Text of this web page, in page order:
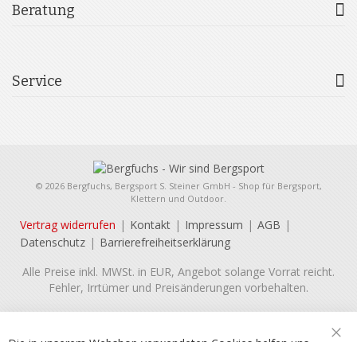
Beratung
Service
© 2026 Bergfuchs, Bergsport S. Steiner GmbH - Shop für Bergsport,
Klettern und Outdoor.
Vertrag widerrufen Kontakt Impressum
AGB
Datenschutz
Barrierefreiheitserklärung
Alle Preise inkl. MWSt. in EUR, Angebot solange Vorrat reicht.
Fehler, Irrtümer und Preisänderungen vorbehalten.